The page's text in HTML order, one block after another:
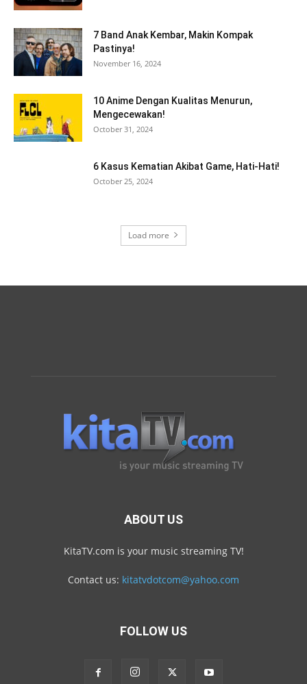
7 Band Anak Kembar, Makin Kompak
Pastinya!
November 16, 2024
10 Anime Dengan Kualitas Menurun,
Mengecewakan!
October 31, 2024
6 Kasus Kematian Akibat Game, Hati-Hati!
October 25, 2024
Load more
ABOUT US
KitaTV.com is your music streaming TV!
Contact us: kitatvdotcom@yahoo.com
FOLLOW US